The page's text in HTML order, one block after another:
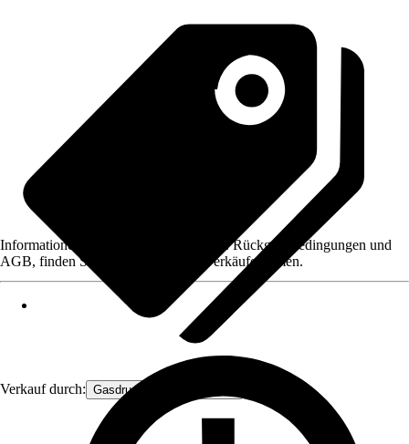
Verkauf durch: Gasdruckfeder Großhandel
Informationen des Verkäufers, wie z. B. Rückgabebedingungen und
AGB, finden Sie bei Klick auf den Verkäufernamen.